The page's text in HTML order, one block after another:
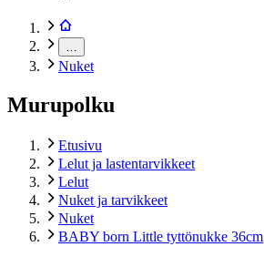
Nuket
Murupolku
Etusivu
Lelut ja lastentarvikkeet
Lelut
Nuket ja tarvikkeet
Nuket
BABY born Little tyttönukke 36cm